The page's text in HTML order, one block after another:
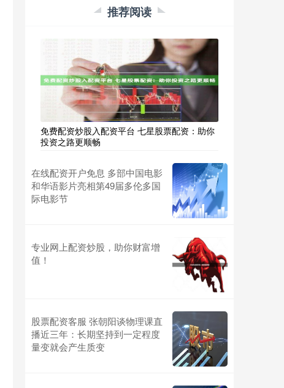
推荐阅读
免费配资炒股入配资平台 七星股票配资：助你
投资之路更顺畅
在线配资开户免息 多部中国电影
和华语影片亮相第49届多伦多国
际电影节
专业网上配资炒股，助你财富增
值！
股票配资客服 张朝阳谈物理课直
播近三年：长期坚持到一定程度
量变就会产生质变